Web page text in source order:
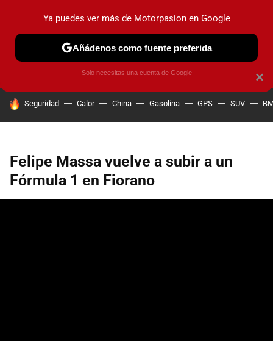
PRUEBAS COCHES ELÉCTRICOS OBSERVATORIO
HOY SE HABLA DE
Seguridad Calor China Gasolina GPS SUV
Felipe Massa vuelve a subir a un
Fórmula 1 en Fiorano
×
Ya puedes ver más de Motorpasion en Google
Añádenos como fuente preferida
Solo necesitas una cuenta de Google